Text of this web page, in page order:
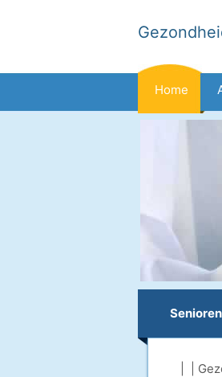
Home
Senioren